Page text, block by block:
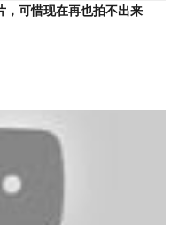
，可惜现在再也拍不出来